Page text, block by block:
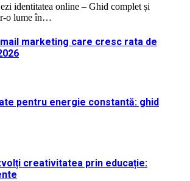
identitatea online – Ghid complet și
o lume în…
marketing care cresc rata de
pentru energie constantă: ghid
creativitatea prin educație: